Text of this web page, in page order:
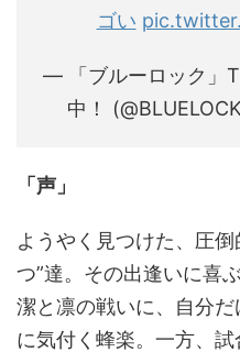
ゴい
— 「ブルーロック」
中！
「声」
ようやく見つけた、圧
つ”達。その出逢いに喜
潔と凛の戦いに、自分
に気付く蜂楽。一方、